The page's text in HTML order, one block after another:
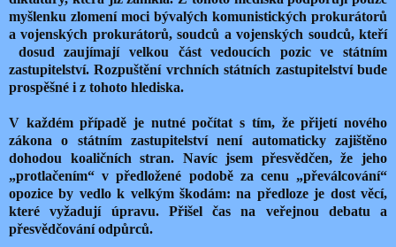
myšlenku zlomení moci bývalých komunistických prokurátorů
a vojenských prokurátorů, soudců a vojenských soudců, kteří
dosud zaujímají velkou část vedoucích pozic ve státním
zastupitelství. Rozpuštění vrchních státních zastupitelství bude
prospěšné i z tohoto hlediska.
V každém případě je nutné počítat s tím, že přijetí nového
zákona o státním zastupitelství není automaticky zajištěno
dohodou koaličních stran. Navíc jsem přesvědčen, že jeho
„protlačením“ v předložené podobě za cenu „převálcování“
opozice by vedlo k velkým škodám: na předloze je dost věcí,
které vyžadují úpravu. Přišel čas na veřejnou debatu a
přesvědčování odpůrců.